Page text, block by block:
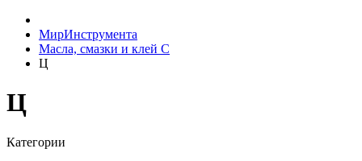
МирИнструмента
Масла, смазки и клей С
Ц
Ц
Категории